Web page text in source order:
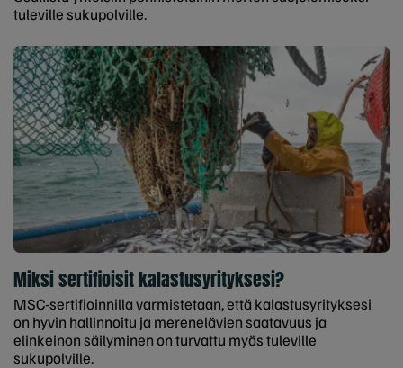
tuleville sukupolville.
Miksi sertifioisit kalastusyrityksesi?
MSC-sertifioinnilla varmistetaan, että kalastusyrityksesi
on hyvin hallinnoitu ja merenelävien saatavuus ja
elinkeinon säilyminen on turvattu myös tuleville
sukupolville.